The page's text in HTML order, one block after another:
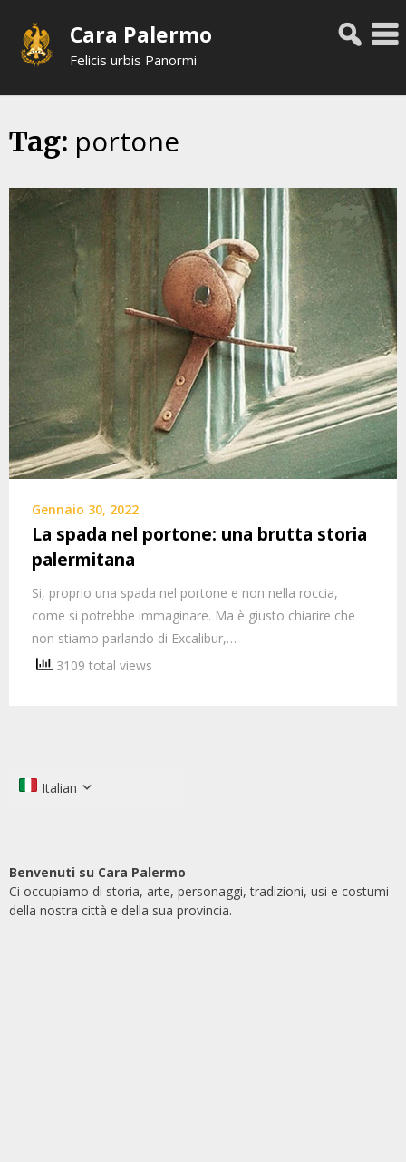
content
Cara Palermo
Felicis urbis Panormi
Tag: portone
Gennaio 30, 2022
La spada nel portone: una brutta storia
palermitana
Si, proprio una spada nel portone e non nella roccia,
come si potrebbe immaginare. Ma è giusto chiarire che
non stiamo parlando di Excalibur,…
3109 total views
Italian
Benvenuti su Cara Palermo
Ci occupiamo di storia, arte, personaggi, tradizioni, usi e costumi
della nostra città e della sua provincia.